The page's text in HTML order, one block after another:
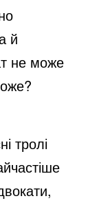
й
не може
тролі